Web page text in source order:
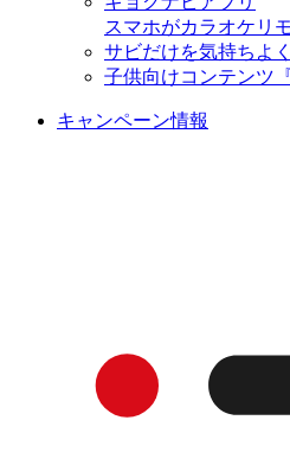
スマホがカラオケリ
サビだけを気持ちよ
子供向けコンテンツ
キャンペーン情報